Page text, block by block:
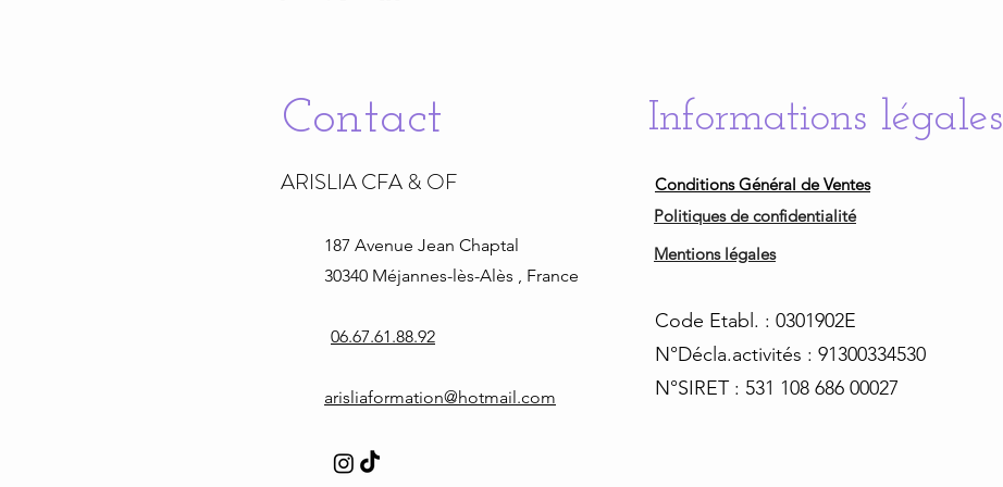
Contact
ARISLIA CFA & OF
Informations légales
Conditions Général de Ventes
Politiques de confidentialité
187 Avenue Jean Chaptal
30340 Méjannes-lès-Alès , France
Mentions légales
06.67.61.88.92
arisliaformation@hotmail.com
Code Etabl. : 0301902E
N°Décla.activités : 91300334530
N°SIRET : 531 108 686 00027